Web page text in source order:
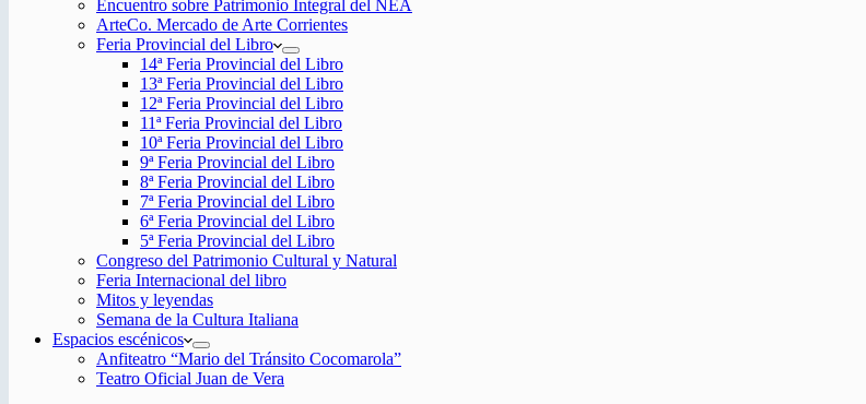
Encuentro sobre Patrimonio Integral del NEA
ArteCo. Mercado de Arte Corrientes
Feria Provincial del Libro
14ª Feria Provincial del Libro
13ª Feria Provincial del Libro
12ª Feria Provincial del Libro
11ª Feria Provincial del Libro
10ª Feria Provincial del Libro
9ª Feria Provincial del Libro
8ª Feria Provincial del Libro
7ª Feria Provincial del Libro
6ª Feria Provincial del Libro
5ª Feria Provincial del Libro
Congreso del Patrimonio Cultural y Natural
Feria Internacional del libro
Mitos y leyendas
Semana de la Cultura Italiana
Espacios escénicos
Anfiteatro “Mario del Tránsito Cocomarola”
Teatro Oficial Juan de Vera